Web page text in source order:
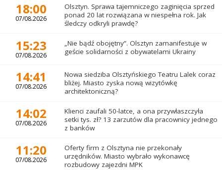
18:00
07/08.2026
Olsztyn. Sprawa tajemniczego zaginięcia sprzed
ponad 20 lat rozwiązana w niespełna rok. Jak
śledczy odkryli prawdę?
15:23
07/08.2026
„Nie bądź obojętny”. Olsztyn zamanifestuje w
geście solidarności z obywatelami Ukrainy
14:41
07/08.2026
Nowa siedziba Olsztyńskiego Teatru Lalek coraz
bliżej. Miasto zyska nową wizytówkę
architektoniczną?
14:02
07/08.2026
Klienci zaufali 50-latce, a ona przywłaszczyła
setki tys. zł? 13 zarzutów dla pracownicy jednego
z banków
11:20
07/08.2026
Oferty firm z Olsztyna nie przekonały
urzędników. Miasto wybrało wykonawcę
rozbudowy zajezdni MPK